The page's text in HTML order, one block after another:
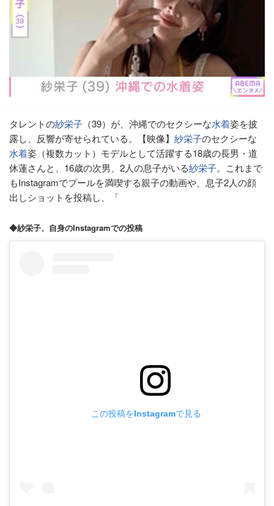
タレントの紗栄子 （39）が、沖縄でのセクシーな水着姿を披
露し、反響が寄せられている。【映像】 紗栄子のセクシーな
水着姿（複数カット）モデルとして活躍する18歳の長男・道
休蓮さんと、16歳の次男、2人の息子がいる紗栄子。これまで
もInstagramでプールを満喫する親子の動画や、息子2人の顔
出しショットを投稿し、「
◆紗栄子、自身のInstagramでの投稿
この投稿をInstagramで見る